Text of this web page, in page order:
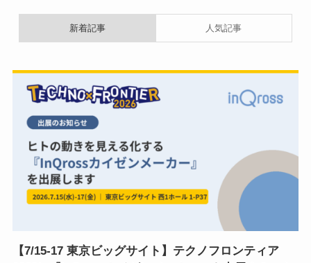
新着記事 人気記事
【7/15-17 東京ビッグサイト】テクノフロンティア